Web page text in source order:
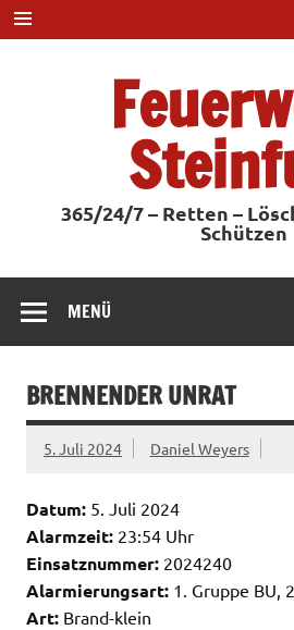
Zum
Inhalt
springen
365/24/7 – Retten –
Schützen
MENÜ
BRENNENDER UNRAT
5. Juli 2024 Daniel Weyers
Datum: 5. Juli 2024
Alarmzeit: 23:54 Uhr
Einsatznummer: 2024240
Alarmierungsart: 1. Gruppe BU,
Art: Brand-klein